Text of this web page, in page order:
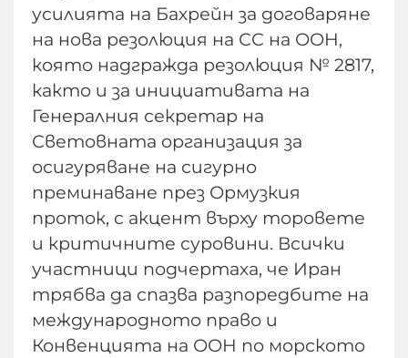
усилията на Бахрейн за договаряне
на нова резолюция на СС на ООН,
която надгражда резолюция № 2817,
както и за инициативата на
Генералния секретар на
Световната организация за
осигуряване на сигурно
преминаване през Ормузкия
проток, с акцент върху торовете
и критичните суровини. Всички
участници подчертаха, че Иран
трябва да спазва разпоредбите на
международното право и
Конвенцията на ООН по морското